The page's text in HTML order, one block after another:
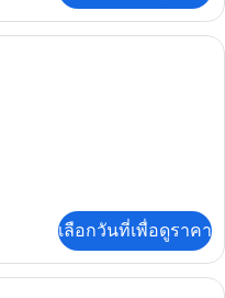
รื่องนอนระดับพรีเมียม, มินิบาร์, ตู้นิ
เลือกวันที่เพื่อดูราคา
รื่องนอนระดับพรีเมียม, มินิบาร์, ตู้นิ